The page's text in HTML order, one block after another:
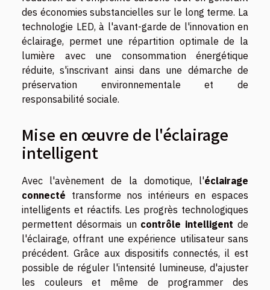
des économies substancielles sur le long terme. La
technologie LED, à l'avant-garde de l'innovation en
éclairage, permet une répartition optimale de la
lumière avec une consommation énergétique
réduite, s'inscrivant ainsi dans une démarche de
préservation environnementale et de
responsabilité sociale.
Mise en œuvre de l'éclairage
intelligent
Avec l'avènement de la domotique, l'éclairage
connecté transforme nos intérieurs en espaces
intelligents et réactifs. Les progrès technologiques
permettent désormais un contrôle intelligent de
l'éclairage, offrant une expérience utilisateur sans
précédent. Grâce aux dispositifs connectés, il est
possible de réguler l'intensité lumineuse, d'ajuster
les couleurs et même de programmer des